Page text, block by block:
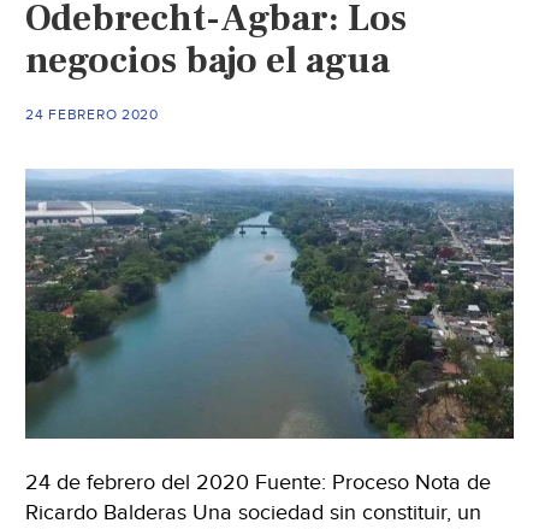
Odebrecht-Agbar: Los
negocios bajo el agua
24 FEBRERO 2020
24 de febrero del 2020 Fuente: Proceso Nota de
Ricardo Balderas Una sociedad sin constituir, un